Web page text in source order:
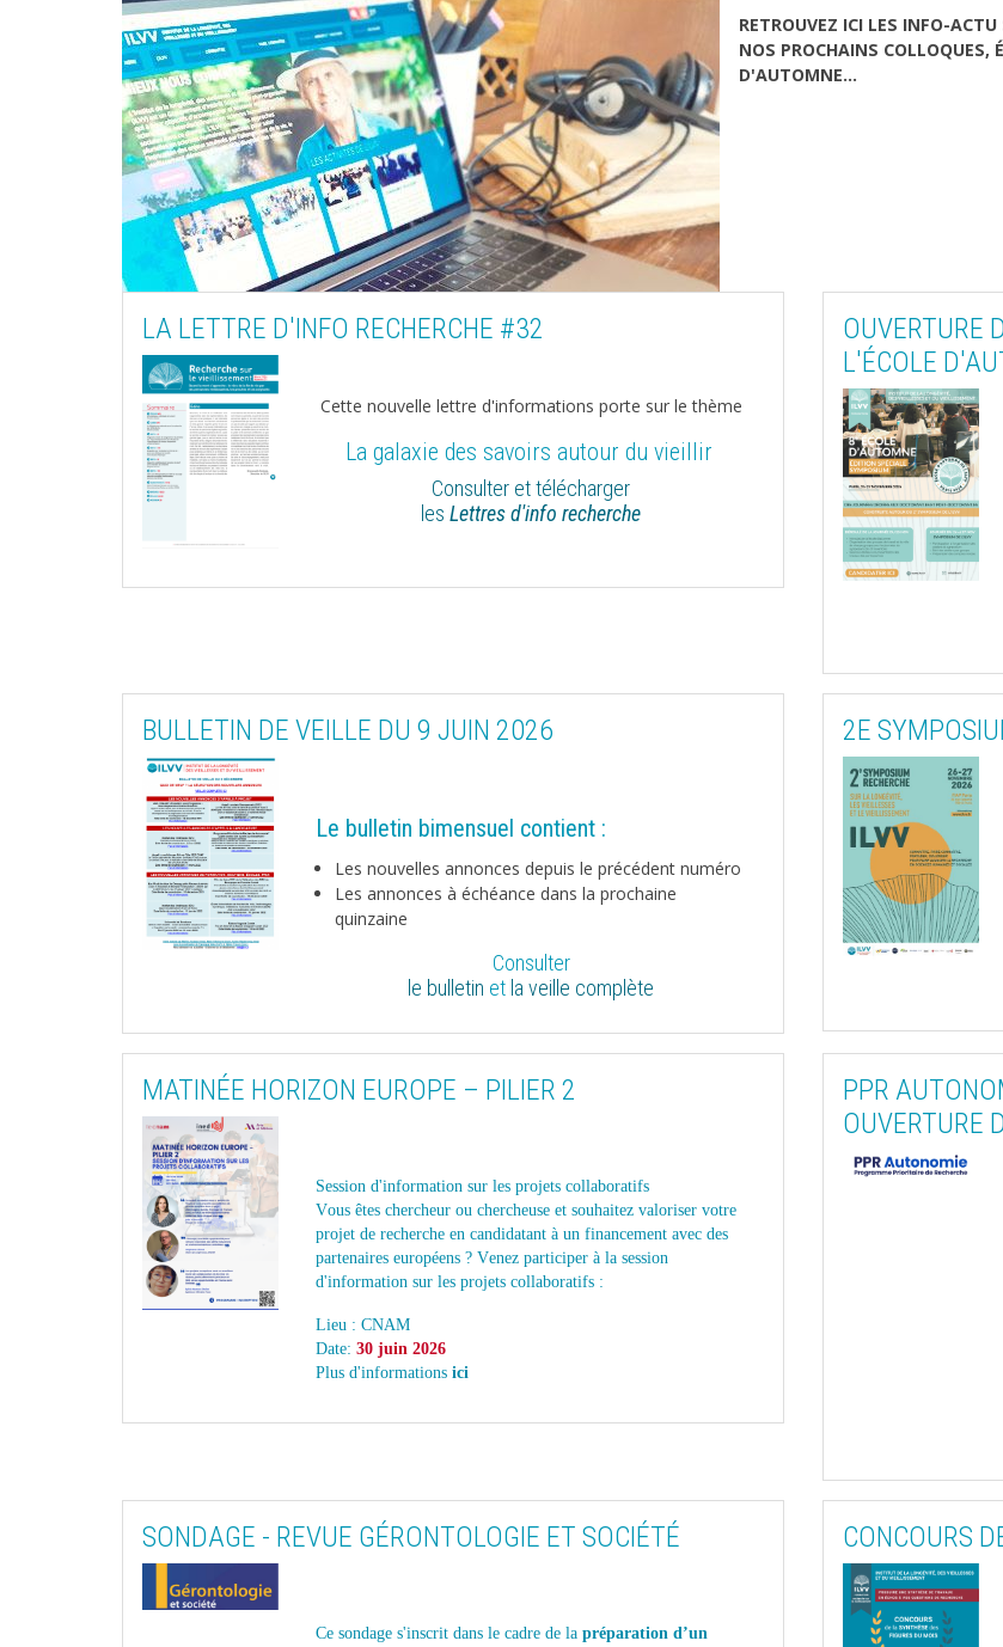
RETROUVEZ ICI LES INFO-ACTU
NOS PROCHAINS COLLOQUES,
D'AUTOMNE...
LA LETTRE D'INFO RECHERCHE #32
Cette nouvelle lettre d'informations porte sur le thème
La galaxie des savoirs autour du vieillir
Consulter et télécharger
les Lettres d'info recherche
OUVERTURE
L'ÉCOLE
BULLETIN DE VEILLE DU 9 JUIN 2026
Le bulletin bimensuel contient :
Les nouvelles annonces depuis le précédent numéro
Les annonces à échéance dans la prochaine
quinzaine
Consulter
le bulletin et la veille complète
2E
MATINÉE HORIZON EUROPE – PILIER 2
Session d'information sur les projets collaboratifs
Vous êtes chercheur ou chercheuse et souhaitez valoriser votre
projet de recherche en candidatant à un financement avec des
partenaires européens ? Venez participer à la session
d'information sur les projets collaboratifs :
Lieu : CNAM
Date: 30 juin 2026
Plus d'informations ici
PPR
OUVERTURE
SONDAGE - REVUE GÉRONTOLOGIE ET SOCIÉTÉ
Ce sondage s'inscrit dans le cadre de la préparation d’un
CONCOURS